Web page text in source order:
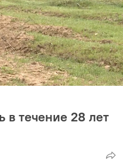
в течение 28 лет